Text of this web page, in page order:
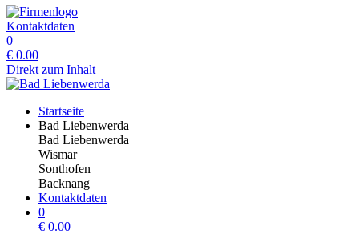
Kontaktdaten
0
€ 0.00
Direkt zum Inhalt
Startseite
Bad Liebenwerda
Bad Liebenwerda
Wismar
Sonthofen
Backnang
Kontaktdaten
0
€ 0.00